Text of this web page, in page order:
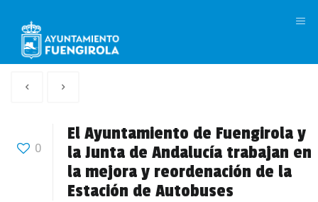
anterior
0
El Ayuntamiento de Fuengirola y
la Junta de Andalucía trabajan en
la mejora y reordenación de la
Estación de Autobuses